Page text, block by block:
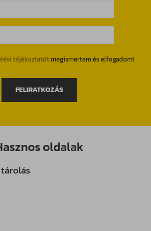
tájékoztatótmegismertem és elfogadom!
FELIRATKOZÁS
oldalak